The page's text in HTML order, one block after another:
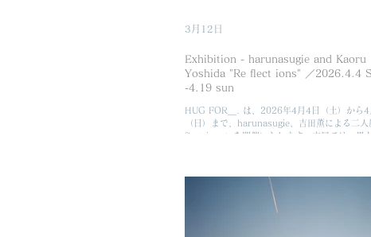
Exhibition - harunasugie and Kaoru
Yoshida "Re flect ions" ／2026.4.4
-4.19 sun
HUG FOR＿. は、2026年4月4日（土）から4
（日）まで、harunasugie、吉田薫による二人
flect ions」を開催いたします。本展では、異な
そして来場者の身体が交差するなかで、知覚の
新たな像の生成を試みます。また展覧会最終日
連イベントとしてピアニストの 横山起朗 を迎
3月12日